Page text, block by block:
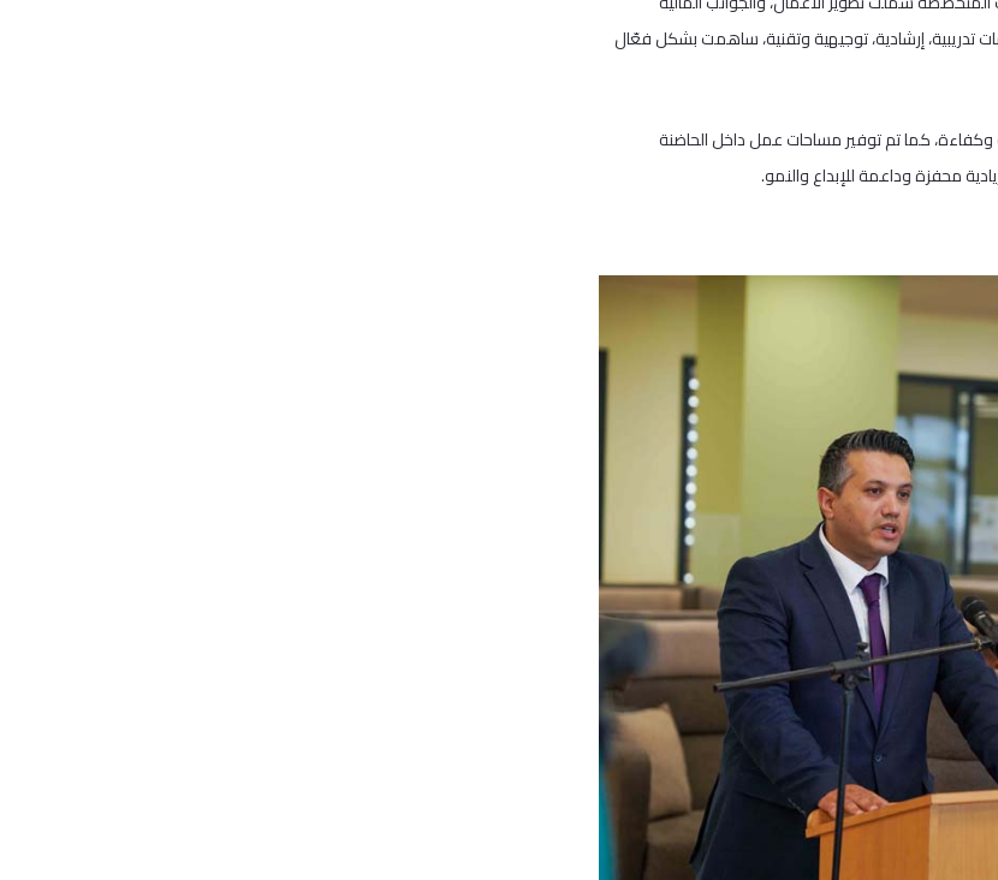
تدريبية، إرشادية، توجيهية وتقنية، ساهمت بشكل فعّال
وكفاءة، كما تم توفير مساحات عمل داخل الحاضنة
محفزة وداعمة للإبداع والنمو.